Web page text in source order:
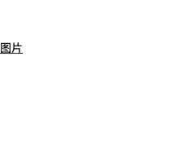
图片